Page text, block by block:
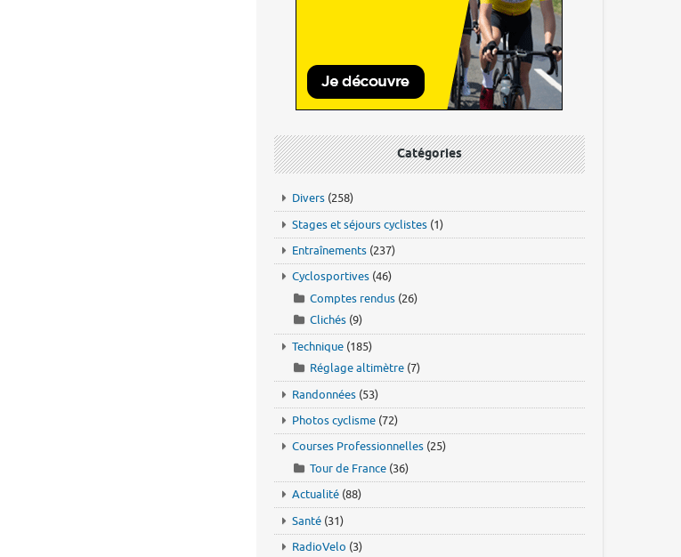
Catégories
Divers (258)
Stages et séjours cyclistes (1)
Entraînements (237)
Cyclosportives (46)
Comptes rendus (26)
Clichés (9)
Technique (185)
Réglage altimètre (7)
Randonnées (53)
Photos cyclisme (72)
Courses Professionnelles (25)
Tour de France (36)
Actualité (88)
Santé (31)
RadioVelo (3)